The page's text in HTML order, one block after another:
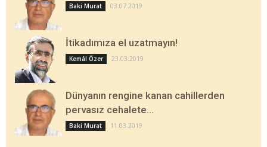
Baki Murat 03.07.2019
İtikadımıza el uzatmayın!
Kemâl Özer 23.03.2019
Dünyanın rengine kanan cahillerden
pervasız cehalete…
Baki Murat 11.03.2019